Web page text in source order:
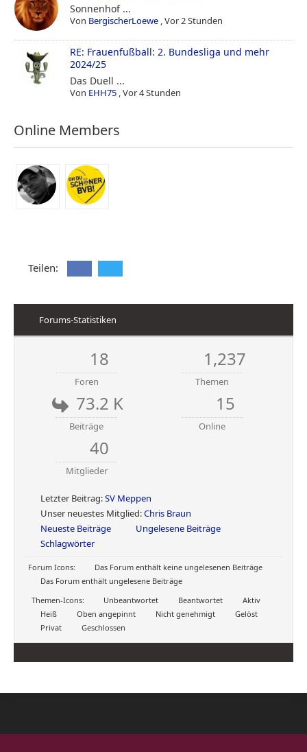
Sonnenhof ...
Von BergischerLoewe ,Vor 2 Stunden
RE: Frauenfußball: 2. Bundesliga und mehr
2024/25
Das Duell ...
Von EHH75 ,Vor 4 Stunden
Online Members
Teilen:
Forums-Statistiken
18
Foren
1,237
Themen
73.2 K
Beiträge
15
Online
40
Mitglieder
Letzter Beitrag:SV Meppen
Unser neuestes Mitglied:Chris Braun
Neueste Beiträge
Ungelesene Beiträge
Schlagwörter
Forum Icons:
Das Forum enthält keine ungelesenen Beiträge
Das Forum enthält ungelesene Beiträge
Themen-Icons:
Unbeantwortet Beantwortet
Aktiv
Heiß
Oben angepinnt Nicht genehmigt
Gelöst
Privat
Geschlossen